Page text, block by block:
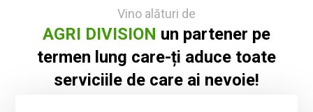
Vino alături de
AGRI DIVISION un partener pe
termen lung care-ți aduce toate
serviciile de care ai nevoie!